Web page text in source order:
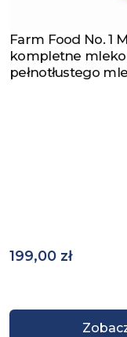
Zobacz produkt
Farm Food No. 1
kompletne mleko
pełnotłustego
199,00 zł